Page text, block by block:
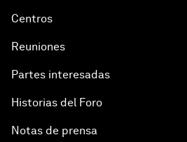
Centros
Reuniones
Partes interesadas
Historias del Foro
Notas de prensa